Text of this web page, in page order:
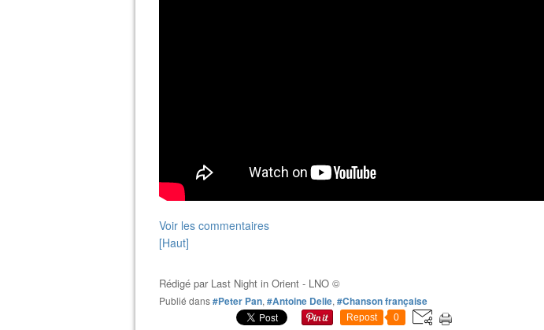
Voir les commentaires
[Haut]
Rédigé par Last Night in Orient - LNO ©
Publié dans#Peter Pan, #Antoine Delie, #Chanson française
Repost 0